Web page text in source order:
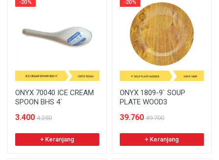
-20%
ONYX 70040 ICE CREAM
SPOON BHS 4`
3.400 4.250
+ Keranjang
-20%
ONYX 1809-9` SOUP
PLATE WOOD3
39.760 49.700
+ Keranjang